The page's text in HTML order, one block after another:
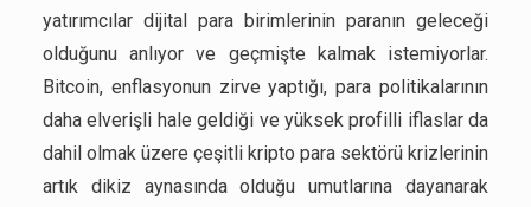
yatırımcılar dijital para birimlerinin paranın geleceği
olduğunu anlıyor ve geçmişte kalmak istemiyorlar.
Bitcoin, enflasyonun zirve yaptığı, para politikalarının
daha elverişli hale geldiği ve yüksek profilli iflaslar da
dahil olmak üzere çeşitli kripto para sektörü krizlerinin
artık dikiz aynasında olduğu umutlarına dayanarak